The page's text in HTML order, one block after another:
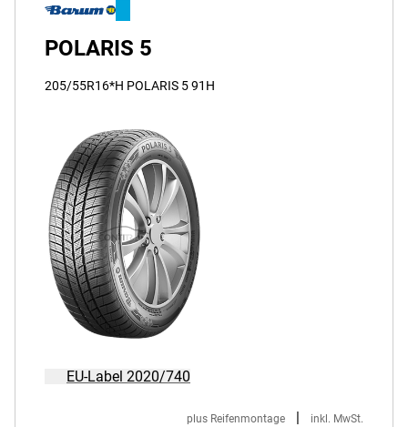
POLARIS 5
205/55R16*H POLARIS 5 91H
EU-Label 2020/740
plus Reifenmontage inkl. MwSt.